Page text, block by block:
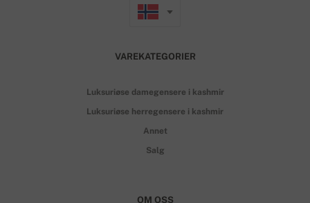
VAREKATEGORIER
Luksuriøse damegensere i kashmir
Luksuriøse herregensere i kashmir
Annet
Salg
OM OSS